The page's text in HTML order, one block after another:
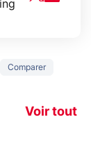
Comparer
Voir tout